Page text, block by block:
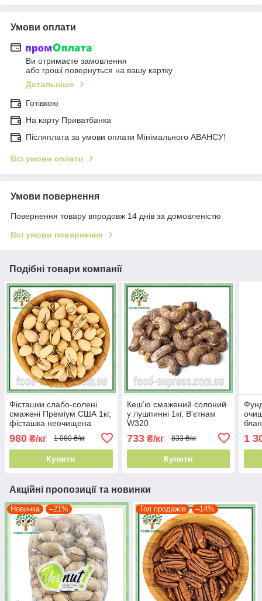
Умови оплати
Ви отримаєте замовлення
або гроші повернуться на вашу картку
Детальніше
Готівкою
На карту Приватбанка
Післяплата за умови оплати Мінімального АВАНСУ!
Всі умови оплати
Умови повернення
Повернення товару впродовж 14 днів за домовленістю
Всі умови повернення
Подібні товари компанії
Фісташки слабо-солені
смажені Преміум США 1кг,
фісташка неочищена
відбірні Королівські
980 ₴/кг 1 080 ₴/кг
Купити
Кеш'ю смажений солоний
у лушпинні 1кг, В'єтнам
W320
733₴/кг 833 ₴/кг
Купити
1
Акційні пропозиції та новинки
Новинка –21% Топ продажів –14%